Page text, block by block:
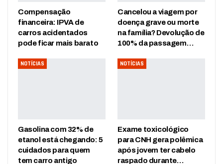
Compensação
financeira: IPVA de
carros acidentados
pode ficar mais barato
Cancelou a viagem por
doença grave ou morte
na família? Devolução de
100% da passagem…
NOTÍCIAS
Gasolina com 32% de
etanol está chegando: 5
cuidados para quem
tem carro antigo
NOTÍCIAS
Exame toxicológico
para CNH gera polêmica
após jovem ter cabelo
raspado durante…